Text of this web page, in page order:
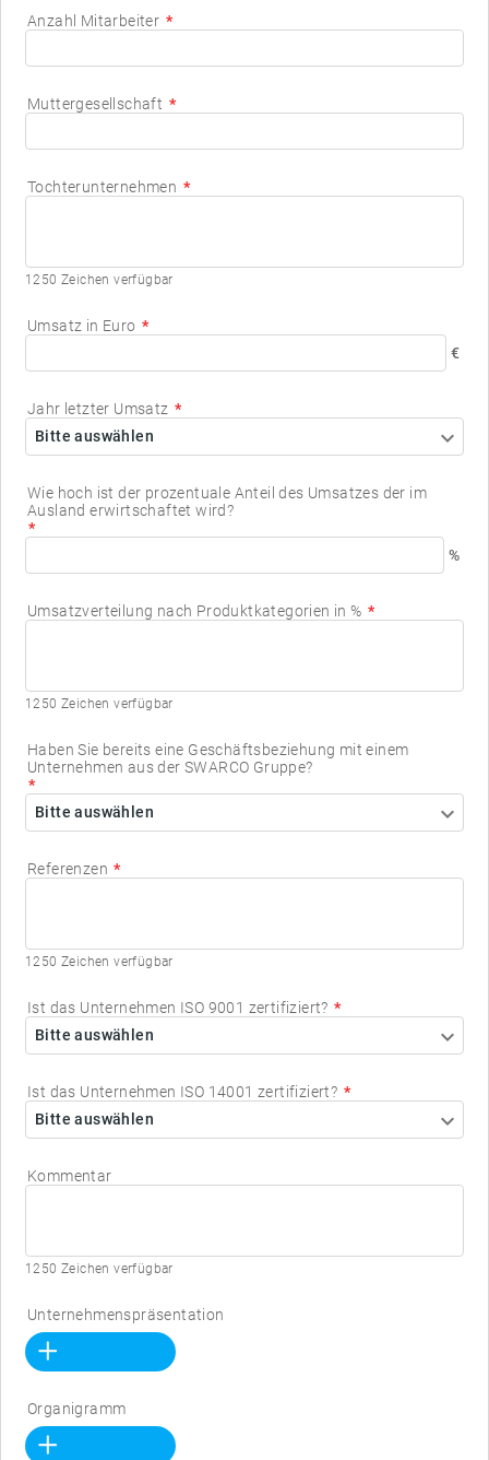
Anzahl Mitarbeiter
Muttergesellschaft
Tochterunternehmen
1250 Zeichen verfügbar
Umsatz in Euro
€
Jahr letzter Umsatz
Bitte auswählen
Wie hoch ist der prozentuale Anteil des Umsatzes der im
Ausland erwirtschaftet wird?
%
Umsatzverteilung nach Produktkategorien in %
1250 Zeichen verfügbar
Haben Sie bereits eine Geschäftsbeziehung mit einem
Unternehmen aus der SWARCO Gruppe?
Bitte auswählen
Referenzen
1250 Zeichen verfügbar
Ist das Unternehmen ISO 9001 zertifiziert?
Bitte auswählen
Ist das Unternehmen ISO 14001 zertifiziert?
Bitte auswählen
Kommentar
1250 Zeichen verfügbar
Unternehmenspräsentation
Organigramm